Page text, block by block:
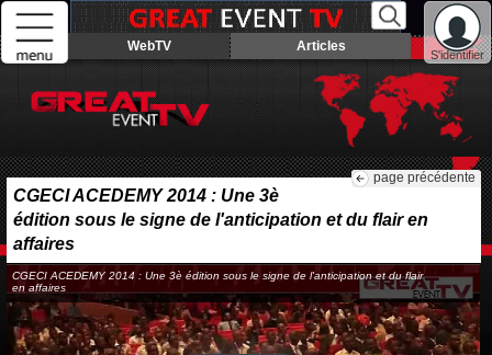
S'identifier
WebTV Articles
page précédente
CGECI ACEDEMY 2014 : Une 3è
édition sous le signe de l'anticipation et du flair en
affaires
CGECI ACEDEMY 2014 : Une 3è édition sous le signe de l'anticipation et du flair
en affaires